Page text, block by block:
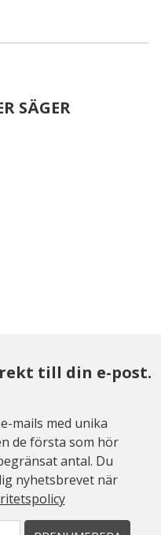
SÄGER
till din e-post.
mails med unika
de första som hör
antal. Du
nyhetsbrevet när